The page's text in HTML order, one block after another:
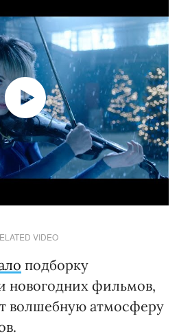
VIDEO
подборку
новогодних фильмов,
волшебную атмосферу